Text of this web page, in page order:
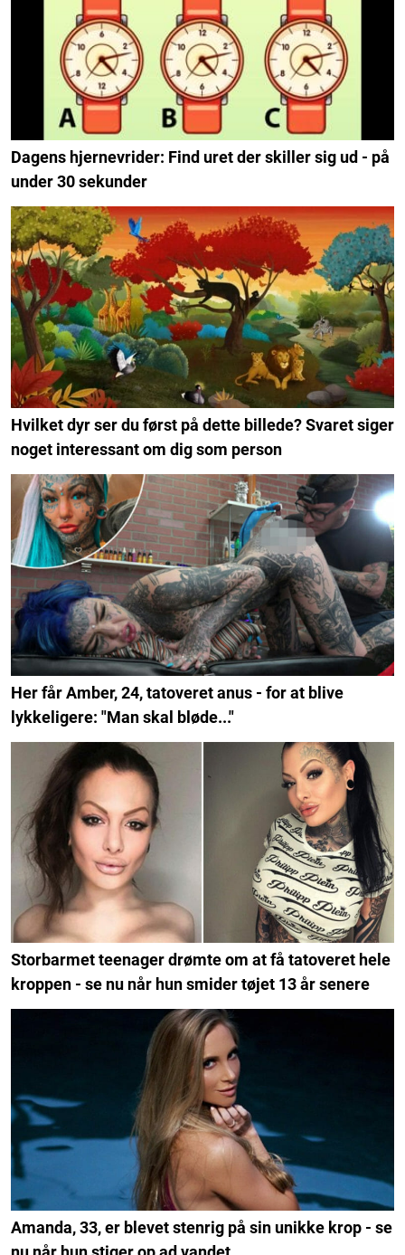
Dagens hjernevrider: Find uret der skiller sig ud - på
under 30 sekunder
Hvilket dyr ser du først på dette billede? Svaret siger
noget interessant om dig som person
Her får Amber, 24, tatoveret anus - for at blive
lykkeligere: "Man skal bløde..."
Storbarmet teenager drømte om at få tatoveret hele
kroppen - se nu når hun smider tøjet 13 år senere
Amanda, 33, er blevet stenrig på sin unikke krop - se